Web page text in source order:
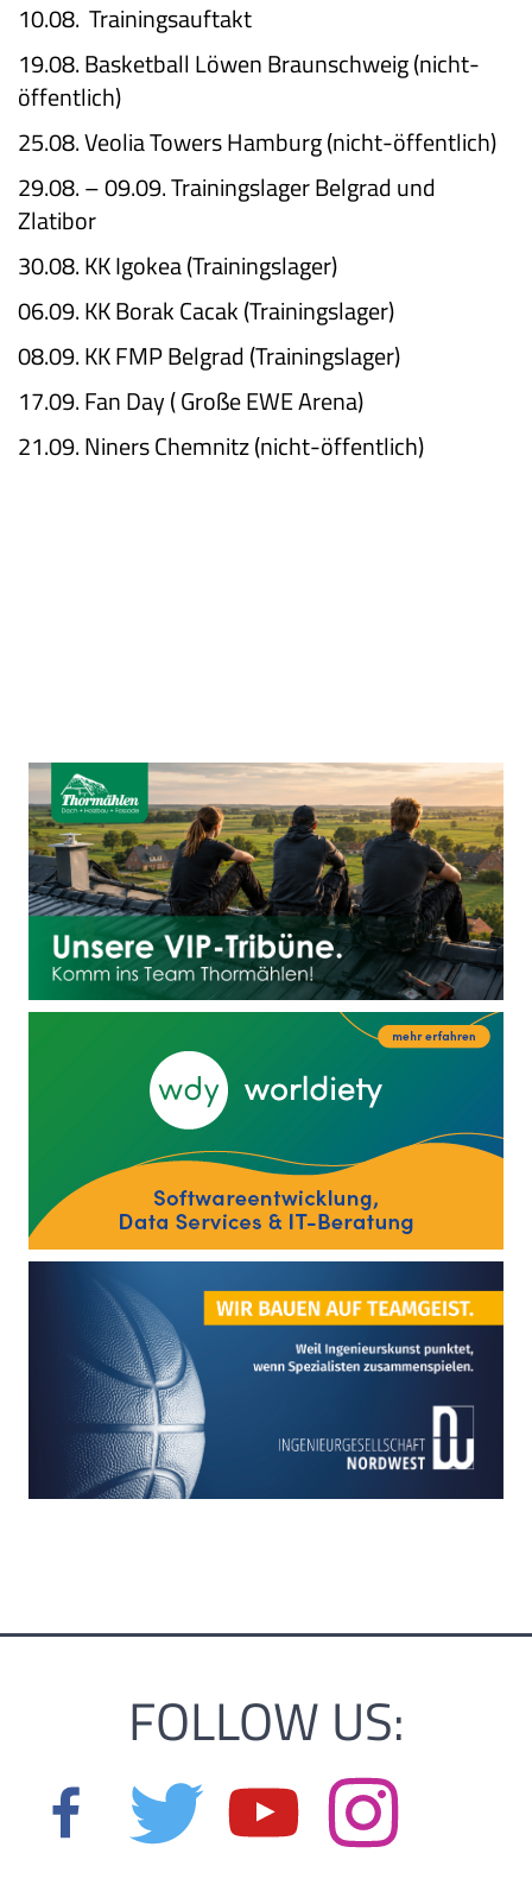
10.08. Trainingsauftakt
19.08.Basketball Löwen Braunschweig (nicht-
öffentlich)
25.08.Veolia Towers Hamburg (nicht-öffentlich)
29.08. – 09.09.Trainingslager Belgrad und
Zlatibor
30.08.KK Igokea (Trainingslager)
06.09.KK Borak Cacak (Trainingslager)
08.09.KK FMP Belgrad (Trainingslager)
17.09.Fan Day ( Große EWE Arena)
21.09.Niners Chemnitz (nicht-öffentlich)
FOLLOW US: